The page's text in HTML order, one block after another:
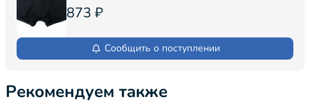
873 ₽
Сообщить о поступлении
Рекомендуем также